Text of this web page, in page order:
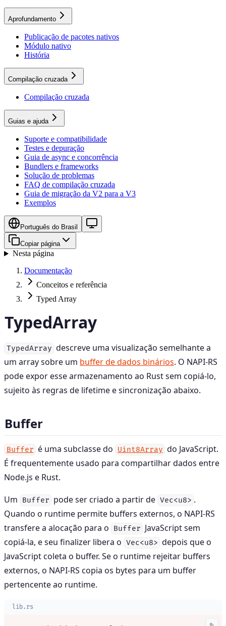
Aprofundamento
Publicação de pacotes nativos
Módulo nativo
História
Compilação cruzada
Compilação cruzada
Guias e ajuda
Suporte e compatibilidade
Testes e depuração
Guia de async e concorrência
Bundlers e frameworks
Solução de problemas
FAQ de compilação cruzada
Guia de migração da V2 para a V3
Exemplos
Português do Brasil
Copiar página
Nesta página
Documentação
Conceitos e referência
Typed Array
TypedArray
TypedArray descreve uma visualização semelhante a
um array sobre um buffer de dados binários. O NAPI-RS
pode expor esse armazenamento ao Rust sem copiá-lo,
sujeito às regras de lifetime e sincronização abaixo.
Buffer
Buffer é uma subclasse do Uint8Array do JavaScript.
É frequentemente usado para compartilhar dados entre
Node.js e Rust.
Um
Buffer pode ser criado a partir de Vec<u8> .
Quando o runtime permite buffers externos, o NAPI-RS
transfere a alocação para o
Buffer JavaScript sem
copiá-la, e seu finalizer libera o Vec<u8> depois que o
JavaScript coleta o buffer. Se o runtime rejeitar buffers
externos, o NAPI-RS copia os bytes para um buffer
pertencente ao runtime.
lib.rs